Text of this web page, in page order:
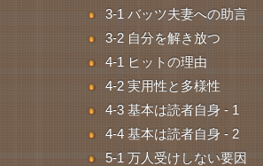
3-1 バッツ夫妻への助言
3-2 自分を解き放つ
4-1 ヒットの理由
4-2 実用性と多様性
4-3 基本は読者自身 - 1
4-4 基本は読者自身 - 2
5-1 万人受けしない要因